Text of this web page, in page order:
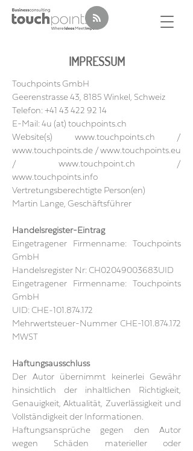
IMPRESSUM
Touchpoints GmbH
Geerenstrasse 43, 8185 Winkel, Schweiz
Telefon: +41 43 422 92 14
E-Mail: 4u (at) touchpoints.ch
Website(s) www.touchpoints.ch /
www.touchpoints.de / www.touchpoints.eu
/ www.touchpoint.ch /
www.touchpoints.info
Vertretungsberechtigte Person(en)
Martin Lange, Geschäftsführer
Handelsregister-Eintrag
Eingetragener Firmenname: Touchpoints
GmbH
Handelsregister Nr: CH02049003683UID
Eingetragener Firmenname: Touchpoints
GmbH
UID: CHE‑101.874.172
Mehrwertsteuer-Nummer CHE-101.874.172
MWST
Haftungsausschluss
Der Autor übernimmt keinerlei Gewähr
hinsichtlich der inhaltlichen Richtigkeit,
Genauigkeit, Aktualität, Zuverlässigkeit und
Vollständigkeit der Informationen.
Haftungsansprüche gegen den Autor
wegen Schäden materieller oder